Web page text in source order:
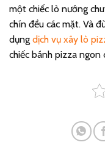
một chiếc lò nướng
chín đều các mặt. Và
dụng dịch vụ xây lò
chiếc bánh pizza ngon